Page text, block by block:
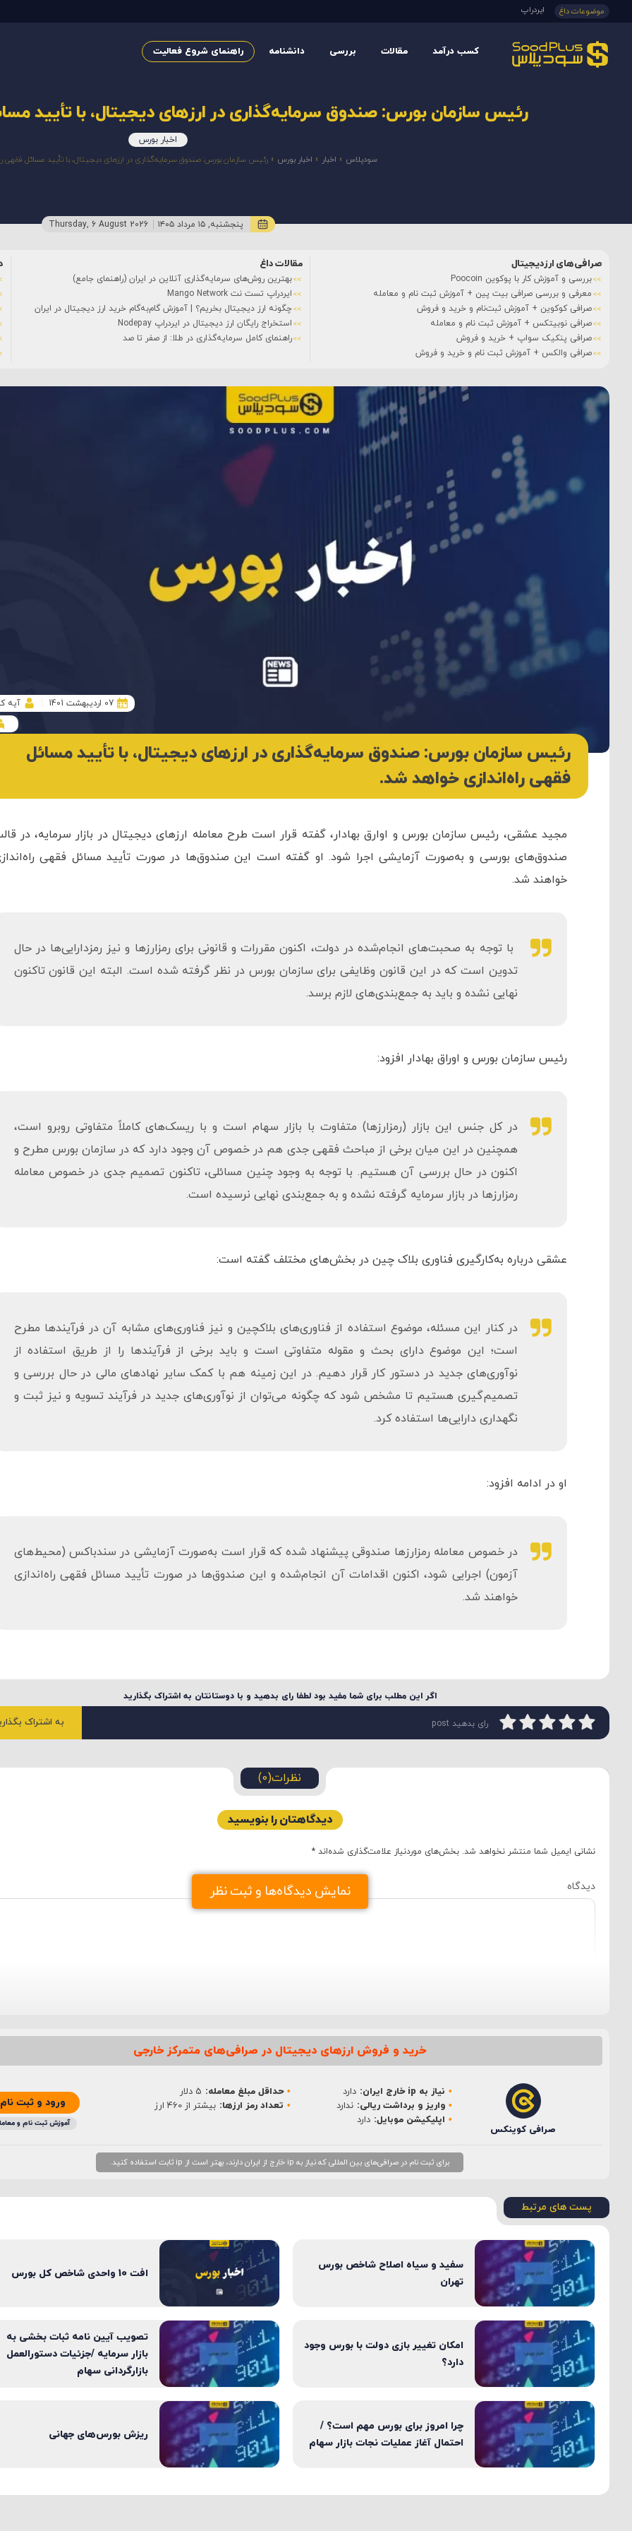
موضوعات داغ ایردراپ
کسب درآمد مقالات بررسی دانشنامه راهنمای شروع فعالیت
رئیس سازمان بورس: صندوق‌ سرمایه‌گذاری در ارزهای دیجیتال، با تأیید
اخبار بورس
سودپلاس » اخبار » اخبار بورس » رئیس سازمان بورس: صندوق‌ سرمایه‌گذاری در ارزهای دیجیتال، با تأیید مسائل فقهی
پنجشنبه, ۱۵ مرداد ۱۴۰۵ Thursday, 6 August 2026
صرافی‌های ارزدیجیتال
بررسی و آموزش کار با پوکوین Poocoin
معرفی و بررسی صرافی بیت پین + آموزش ثبت نام و معامله
صرافی کوکوین + آموزش ثبت‌نام و خرید و فروش
صرافی نوبیتکس + آموزش ثبت نام و معامله
صرافی پنکیک سواپ + خرید و فروش
صرافی والکس + آموزش ثبت نام و خرید و فروش
مقالات داغ
بهترین روش‌های سرمایه‌گذاری آنلاین در ایران (راهنمای جامع)
ایردراپ تست نت Mango Network
چگونه ارز دیجیتال بخریم؟ | آموزش گام‌به‌گام خرید ارز دیجیتال در ایران
استخراج رایگان ارز دیجیتال در ایردراپ Nodepay
راهنمای کامل سرمایه‌گذاری در طلا: از صفر تا صد
رئیس سازمان بورس: صندوق‌ سرمایه‌گذاری در ارزهای دیجیتال، با تأیید مسائل
فقهی راه‌اندازی خواهد شد.
07 اردیبهشت 1401 آیه
مجید عشقی، رئیس سازمان بورس و اوارق بهادار، گفته قرار است طرح معامله ارزهای دیجیتال در بازار سرمایه، در
صندوق‌های بورسی و به‌صورت آزمایشی اجرا شود. او گفته است این صندوق‌ها در صورت تأیید مسائل فقهی
خواهند شد.
با توجه به صحبت‌های انجام‌شده در دولت، اکنون مقررات و قانونی برای رمزارزها و نیز رمزدارایی‌ها در حال
تدوین است که در این قانون وظایفی برای سازمان بورس در نظر گرفته شده است. البته این قانون تاکنون
نهایی نشده و باید به جمع‌بندی‌های لازم برسد.
رئیس سازمان بورس و اوراق بهادار افزود:
در کل جنس این بازار (رمزارزها) متفاوت با بازار سهام است و با ریسک‌های کاملاً متفاوتی روبرو است،
همچنین در این میان برخی از مباحث فقهی جدی هم در خصوص آن وجود دارد که در سازمان بورس مطرح و
اکنون در حال بررسی آن هستیم. با توجه به وجود چنین مسائلی، تاکنون تصمیم جدی در خصوص معامله
رمزارزها در بازار سرمایه گرفته نشده و به جمع‌بندی نهایی نرسیده است.
عشقی درباره به‌کارگیری فناوری بلاک چین در بخش‌های مختلف گفته است:
در کنار این مسئله، موضوع استفاده از فناوری‌های بلاکچین و نیز فناوری‌های مشابه آن در فرآیندها مطرح
است؛ این موضوع دارای بحث و مقوله متفاوتی است و باید برخی از فرآیندها را از طریق استفاده از
نوآوری‌های جدید در دستور کار قرار دهیم. در این زمینه هم با کمک سایر نهادهای مالی در حال بررسی و
تصمیم‌گیری هستیم تا مشخص شود که چگونه می‌توان از نوآوری‌های جدید در فرآیند تسویه و نیز ثبت و
نگهداری دارایی‌ها استفاده کرد.
او در ادامه افزود:
در خصوص معامله رمزارزها صندوقی پیشنهاد شده که قرار است به‌صورت آزمایشی در سندباکس (محیط‌های
آزمون) اجرایی شود، اکنون اقدامات آن انجام‌شده و این صندوق‌ها در صورت تأیید مسائل فقهی راه‌اندازی
خواهند شد.
اگر این مطلب برای شما مفید بود لطفا رای بدهید و با دوستانتان به اشتراک بگذارید
رای بدهید post به اشتراک
نمایش دیدگاه‌ها و ثبت نظر
نظرات(0)
دیدگاهتان را بنویسید
نشانی ایمیل شما منتشر نخواهد شد. بخش‌های موردنیاز علامت‌گذاری شده‌اند *
نام*
خرید و فروش ارزهای دیجیتال در صرافی‌های متمرکز خارجی
صرافی کوینکس
نیاز به ip خارج ایران:
دارد
واریز و برداشت ریالی: ندارد
اپلیکیشن موبایل: دارد
حداقل مبلغ معامله: 5 دلار
تعداد رمز ارزها: بیشتر از 460 ارز ورود و ثبت نام
آموزش ثبت نام و
برای ثبت نام در صرافی‌های بین المللی که نیاز به ip خارج از ایران دارند، بهتر است از ip ثابت استفاده کنید.
پست های مرتبط
سفید و سیاه اصلا‌ح شاخص بورس
تهران
افت 10 واحدی شاخص کل بورس
امکان تغییر بازی دولت با بورس وجود
دارد؟
تصویب آیین نامه ثبات بخشی به
بازار سرمایه /جزئیات دستورالعمل
بازارگردانی سهام
چرا امروز برای بورس مهم است؟ /
احتمال آغاز عملیات نجات بازار سهام
ریزش بورس‌های جهانی